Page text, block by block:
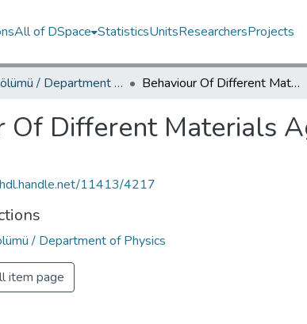
All of DSpace StatisticsUnitsResearchersProjects
Fizik Bölümü / Department of Physics Behaviour Of Different Materials Against Sr 90 Beta Source
Of Different Materials
11413/4217
/ Department of Physics
item page